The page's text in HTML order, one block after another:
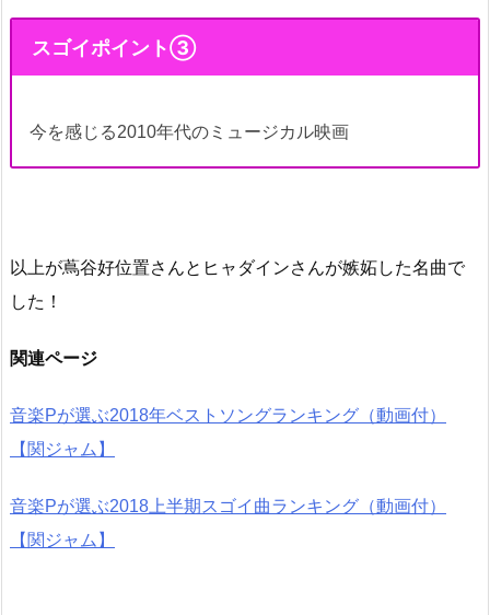
スゴイポイント③
今を感じる2010年代のミュージカル映画
以上が蔦谷好位置さんとヒャダインさんが嫉妬した名曲で
した！
関連ページ
音楽Pが選ぶ2018年ベストソングランキング（動画付）
【関ジャム】
音楽Pが選ぶ2018上半期スゴイ曲ランキング（動画付）
【関ジャム】